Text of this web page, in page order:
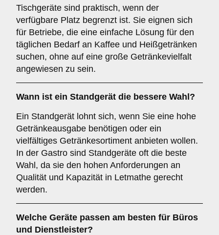
Tischgeräte sind praktisch, wenn der
verfügbare Platz begrenzt ist. Sie eignen sich
für Betriebe, die eine einfache Lösung für den
täglichen Bedarf an Kaffee und Heißgetränken
suchen, ohne auf eine große Getränkevielfalt
angewiesen zu sein.
Wann ist ein Standgerät die bessere Wahl?
Ein Standgerät lohnt sich, wenn Sie eine hohe
Getränkeausgabe benötigen oder ein
vielfältiges Getränkesortiment anbieten wollen.
In der Gastro sind Standgeräte oft die beste
Wahl, da sie den hohen Anforderungen an
Qualität und Kapazität in Letmathe gerecht
werden.
Welche Geräte passen am besten für Büros
und Dienstleister?